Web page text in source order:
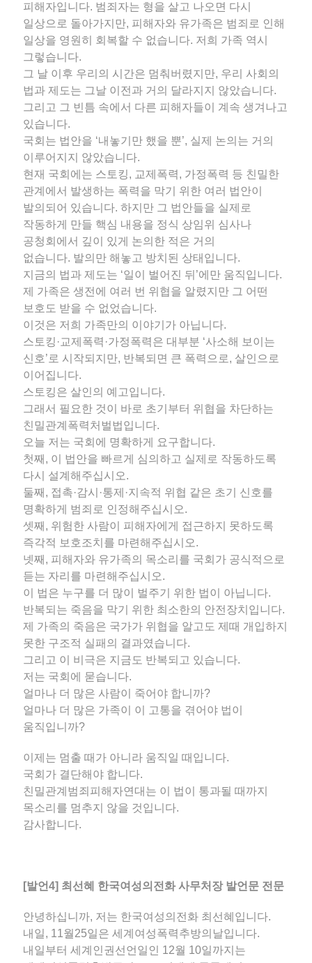
피해자입니다. 범죄자는 형을 살고 나오면 다시
일상으로 돌아가지만, 피해자와 유가족은 범죄로 인해
일상을 영원히 회복할 수 없습니다. 저희 가족 역시
그렇습니다.
그 날 이후 우리의 시간은 멈춰버렸지만, 우리 사회의
법과 제도는 그날 이전과 거의 달라지지 않았습니다.
그리고 그 빈틈 속에서 다른 피해자들이 계속 생겨나고
있습니다.
국회는 법안을 ‘내놓기만 했을 뿐’, 실제 논의는 거의
이루어지지 않았습니다.
현재 국회에는 스토킹, 교제폭력, 가정폭력 등 친밀한
관계에서 발생하는 폭력을 막기 위한 여러 법안이
발의되어 있습니다. 하지만 그 법안들을 실제로
작동하게 만들 핵심 내용을 정식 상임위 심사나
공청회에서 깊이 있게 논의한 적은 거의
없습니다. 발의만 해놓고 방치된 상태입니다.
지금의 법과 제도는 ‘일이 벌어진 뒤’에만 움직입니다.
제 가족은 생전에 여러 번 위협을 알렸지만 그 어떤
보호도 받을 수 없었습니다.
이것은 저희 가족만의 이야기가 아닙니다.
스토킹·교제폭력·가정폭력은 대부분 ‘사소해 보이는
신호’로 시작되지만, 반복되면 큰 폭력으로, 살인으로
이어집니다.
스토킹은 살인의 예고입니다.
그래서 필요한 것이 바로 초기부터 위협을 차단하는
친밀관계폭력처벌법입니다.
오늘 저는 국회에 명확하게 요구합니다.
첫째, 이 법안을 빠르게 심의하고 실제로 작동하도록
다시 설계해주십시오.
둘째, 접촉·감시·통제·지속적 위협 같은 초기 신호를
명확하게 범죄로 인정해주십시오.
셋째, 위험한 사람이 피해자에게 접근하지 못하도록
즉각적 보호조치를 마련해주십시오.
넷째, 피해자와 유가족의 목소리를 국회가 공식적으로
듣는 자리를 마련해주십시오.
이 법은 누구를 더 많이 벌주기 위한 법이 아닙니다.
반복되는 죽음을 막기 위한 최소한의 안전장치입니다.
제 가족의 죽음은 국가가 위협을 알고도 제때 개입하지
못한 구조적 실패의 결과였습니다.
그리고 이 비극은 지금도 반복되고 있습니다.
저는 국회에 묻습니다.
얼마나 더 많은 사람이 죽어야 합니까?
얼마나 더 많은 가족이 이 고통을 겪어야 법이
움직입니까?
이제는 멈출 때가 아니라 움직일 때입니다.
국회가 결단해야 합니다.
친밀관계범죄피해자연대는 이 법이 통과될 때까지
목소리를 멈추지 않을 것입니다.
감사합니다.
[발언4] 최선혜 한국여성의전화 사무처장 발언문 전문
안녕하십니까, 저는 한국여성의전화 최선혜입니다.
내일, 11월25일은 세계여성폭력추방의날입니다.
내일부터 세계인권선언일인 12월 10일까지는